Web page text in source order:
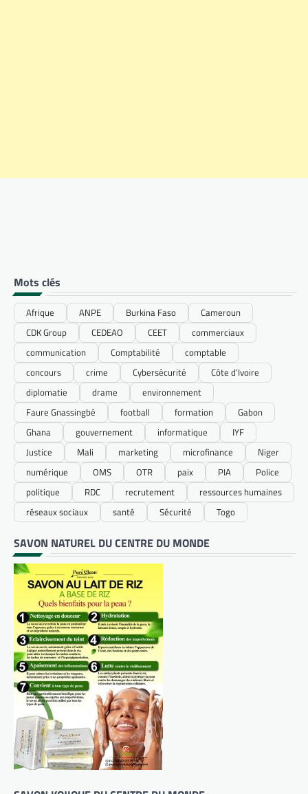
Mots clés
Afrique ANPE Burkina Faso
Cameroun
CDK Group
CEDEAO CEET
commerciaux
communication
Comptabilité
comptable
concours
crime Cybersécurité
Côte d’Ivoire
diplomatie
drame
environnement
Faure Gnassingbé
football formation
Gabon
Ghana
gouvernement informatique
IYF
Justice
Mali marketing microfinance
Niger
numérique
OMS OTR paix PIA
Police
politique
RDC recrutement
ressources humaines
réseaux sociaux
santé Sécurité Togo
SAVON NATUREL DU CENTRE DU MONDE